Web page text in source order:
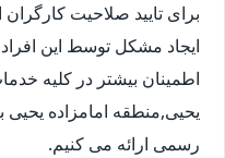
برای تایید صلاحیت کارگران
ایجاد مشکل توسط این
اطمینان بیشتر در کلیه
یحیی,منطقه امامزاده
رسمی ارائه می کنیم.